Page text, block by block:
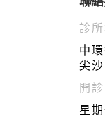
診所
中
尖
開診
星